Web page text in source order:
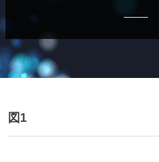
図1